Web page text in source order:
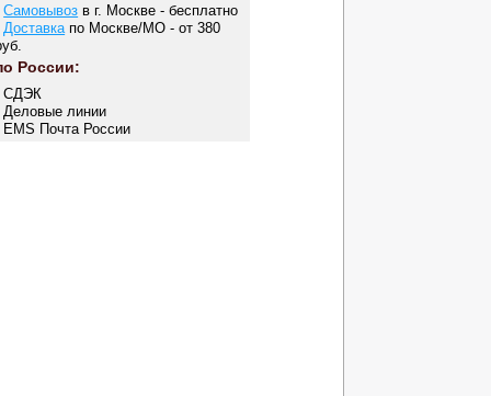
Самовывоз в г. Москве - бесплатно
Доставка по Москве/МО - от 380
России:
СДЭК
Деловые линии
EMS Почта России